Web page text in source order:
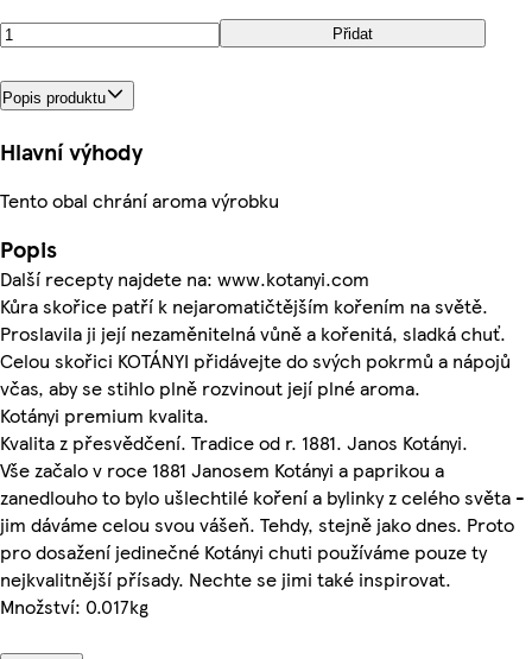
Přidat
Popis produktu
Hlavní výhody
Tento obal chrání aroma výrobku
Popis
Další recepty najdete na: www.kotanyi.com
Kůra skořice patří k nejaromatičtějším kořením na světě.
Proslavila ji její nezaměnitelná vůně a kořenitá, sladká chuť.
Celou skořici KOTÁNYI přidávejte do svých pokrmů a nápojů
včas, aby se stihlo plně rozvinout její plné aroma.
Kotányi premium kvalita.
Kvalita z přesvědčení. Tradice od r. 1881. Janos Kotányi.
Vše začalo v roce 1881 Janosem Kotányi a paprikou a
zanedlouho to bylo ušlechtilé koření a bylinky z celého světa -
jim dáváme celou svou vášeň. Tehdy, stejně jako dnes. Proto
pro dosažení jedinečné Kotányi chuti používáme pouze ty
nejkvalitnější přísady. Nechte se jimi také inspirovat.
Množství: 0.017kg